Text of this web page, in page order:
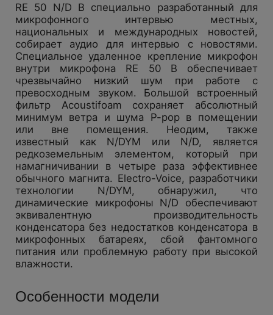
RE 50 N/D B специально разработанный для
микрофонного интервью местных,
национальных и международных новостей,
собирает аудио для интервью с новостями.
Специальное удаленное крепление микрофон
внутри микрофона RE 50 B обеспечивает
чрезвычайно низкий шум при работе с
превосходным звуком. Большой встроенный
фильтр Acoustifoam сохраняет абсолютный
минимум ветра и шума P-pop в помещении
или вне помещения. Неодим, также
известный как N/DYM или N/D, является
редкоземельным элементом, который при
намагничивании в четыре раза эффективнее
обычного магнита. Electro-Voice, разработчики
технологии N/DYM, обнаружил, что
динамические микрофоны N/D обеспечивают
эквивалентную производительность
конденсатора без недостатков конденсатора в
микрофонных батареях, сбой фантомного
питания или проблемную работу при высокой
влажности.
Особенности модели